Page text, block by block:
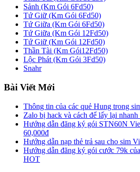
Sảnh (Km Gói 6Fd50)
Tứ Giữ (Km Gói 6Fd50)
Tứ Giữa (Km Gói 6Fd50)
Tứ Giữa (Km Gói 12Fd50)
Tứ Giữ (Km Gói 12Fd50)
Thần Tài (Km Gói12Fd50)
Lộc Phát (Km Gói 3Fd50)
Snahr
Bài Viết Mới
Thông tin của các quẻ Hung trong
Zalo bị hack và cách để lấy lại nhanh
Hướng dẫn đăng ký gói STN60N
60,000đ
Hướng dẫn nạp thẻ trả sau cho sim
Hướng dẫn đăng ký gói cước 79k
HOT